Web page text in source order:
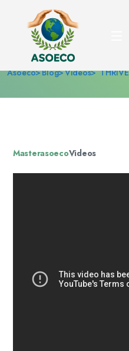
THRIVE:
Costará Al
Asoeco Blog Videos
MasterasoecoVideos